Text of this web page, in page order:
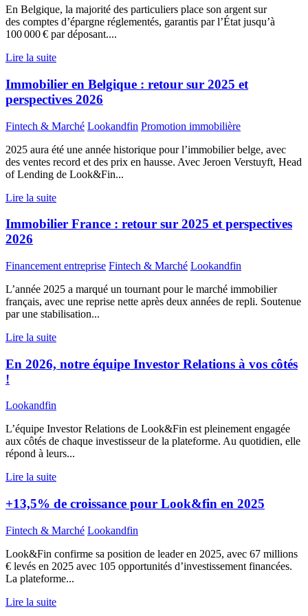
En Belgique, la majorité des particuliers place son argent sur
des comptes d’épargne réglementés, garantis par l’État jusqu’à
100 000 € par déposant....
Lire la suite
Immobilier en Belgique : retour sur 2025 et
perspectives 2026
Fintech & Marché Lookandfin Promotion immobilière
2025 aura été une année historique pour l’immobilier belge, avec
des ventes record et des prix en hausse. Avec Jeroen Verstuyft, Head
of Lending de Look&Fin...
Lire la suite
Immobilier France : retour sur 2025 et perspectives
2026
Financement entreprise Fintech & Marché Lookandfin
L’année 2025 a marqué un tournant pour le marché immobilier
français, avec une reprise nette après deux années de repli. Soutenue
par une stabilisation...
Lire la suite
En 2026, notre équipe Investor Relations à vos côtés
!
Lookandfin
L’équipe Investor Relations de Look&Fin est pleinement engagée
aux côtés de chaque investisseur de la plateforme. Au quotidien, elle
répond à leurs...
Lire la suite
+13,5% de croissance pour Look&fin en 2025
Fintech & Marché Lookandfin
Look&Fin confirme sa position de leader en 2025, avec 67 millions
€ levés en 2025 avec 105 opportunités d’investissement financées.
La plateforme...
Lire la suite